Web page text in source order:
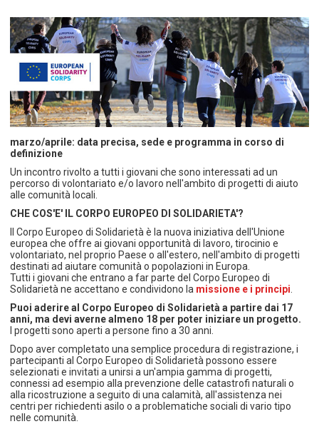
Coordinamento Provinciale Ferrarese Informagiovani
SOCIALE
marzo/aprile: data precisa, sede e programma in corso di
definizione
Un incontro rivolto a tutti i giovani che sono interessati ad un
percorso di volontariato e/o lavoro nell'ambito di progetti di aiuto
alle comunità locali.
CHE COS'E' IL CORPO EUROPEO DI SOLIDARIETA'?
Il Corpo Europeo di Solidarietà è la nuova iniziativa dell'Unione
europea che offre ai giovani opportunità di lavoro, tirocinio e
volontariato, nel proprio Paese o all'estero, nell'ambito di progetti
destinati ad aiutare comunità o popolazioni in Europa.
Tutti i giovani che entrano a far parte del Corpo Europeo di
Solidarietà ne accettano e condividono la missione e i principi
Puoi aderire al Corpo Europeo di Solidarietà a partire dai 17
anni, ma devi averne almeno 18 per poter iniziare un progetto.
I progetti sono aperti a persone fino a 30 anni.
Dopo aver completato una semplice procedura di registrazione, i
partecipanti al Corpo Europeo di Solidarietà possono essere
selezionati e invitati a unirsi a un'ampia gamma di progetti,
connessi ad esempio alla prevenzione delle catastrofi naturali o
alla ricostruzione a seguito di una calamità, all'assistenza nei
centri per richiedenti asilo o a problematiche sociali di vario tipo
nelle comunità.